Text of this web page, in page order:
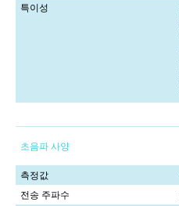
특이성
초음파 사양
측정값
전송 주파수